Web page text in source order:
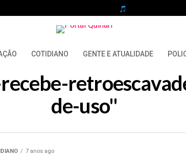
COTIDIANO GENTE E ATUALIDADE
de-uso"
7 anos ago